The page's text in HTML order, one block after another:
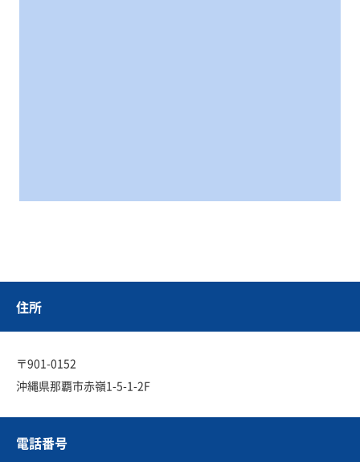
住所
〒901-0152
沖縄県那覇市赤嶺1-5-1-2F
電話番号